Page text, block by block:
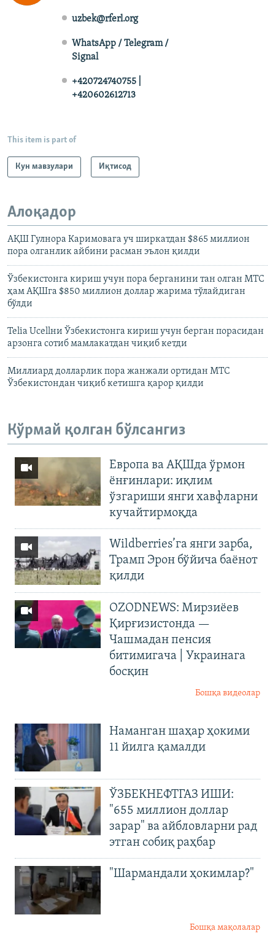
uzbek@rferl.org
WhatsApp / Telegram /
Signal
+420724740755 |
+420602612713
This item is part of
Кун мавзулари Иқтисод
Алоқадор
АҚШ Гулнора Каримовага уч ширкатдан $865 миллион
пора олганлик айбини расман эълон қилди
Ўзбекистонга кириш учун пора берганини тан олган МТС
ҳам АҚШга $850 миллион доллар жарима тўлайдиган
бўлди
Telia Ucellни Ўзбекистонга кириш учун берган порасидан
арзонга сотиб мамлакатдан чиқиб кетди
Миллиард долларлик пора жанжали ортидан МТС
Ўзбекистондан чиқиб кетишга қарор қилди
Кўрмай қолган бўлсангиз
Европа ва АҚШда ўрмон
ёнғинлари: иқлим
ўзгариши янги хавфларни
кучайтирмоқда
Wildberries’га янги зарба,
Трамп Эрон бўйича баёнот
қилди
OZODNEWS: Мирзиёев
Қирғизистонда —
Чашмадан пенсия
битимигача | Украинага
босқин
Бошқа видеолар
Наманган шаҳар ҳокими
11 йилга қамалди
ЎЗБЕКНЕФТГАЗ ИШИ:
"655 миллион доллар
зарар" ва айбловларни рад
этган собиқ раҳбар
"Шармандали ҳокимлар?"
Бошқа мақолалар